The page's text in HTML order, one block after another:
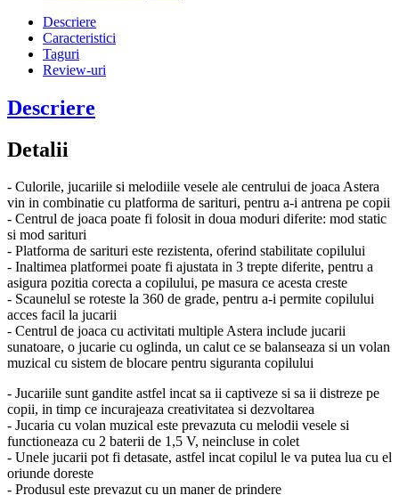
Descriere
Caracteristici
Taguri
Review-uri
Descriere
Detalii
- Culorile, jucariile si melodiile vesele ale centrului de joaca Astera
vin in combinatie cu platforma de sarituri, pentru a-i antrena pe copii
- Centrul de joaca poate fi folosit in doua moduri diferite: mod static
si mod sarituri
- Platforma de sarituri este rezistenta, oferind stabilitate copilului
- Inaltimea platformei poate fi ajustata in 3 trepte diferite, pentru a
asigura pozitia corecta a copilului, pe masura ce acesta creste
- Scaunelul se roteste la 360 de grade, pentru a-i permite copilului
acces facil la jucarii
- Centrul de joaca cu activitati multiple Astera include jucarii
sunatoare, o jucarie cu oglinda, un calut ce se balanseaza si un volan
muzical cu sistem de blocare pentru siguranta copilului
- Jucariile sunt gandite astfel incat sa ii captiveze si sa ii distreze pe
copii, in timp ce incurajeaza creativitatea si dezvoltarea
- Jucaria cu volan muzical este prevazuta cu melodii vesele si
functioneaza cu 2 baterii de 1,5 V, neincluse in colet
- Unele jucarii pot fi detasate, astfel incat copilul le va putea lua cu el
oriunde doreste
- Produsul este prevazut cu un maner de prindere